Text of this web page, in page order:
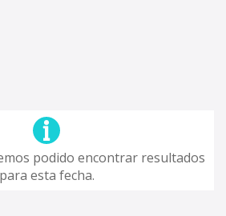
podido encontrar resultados
para esta fecha.